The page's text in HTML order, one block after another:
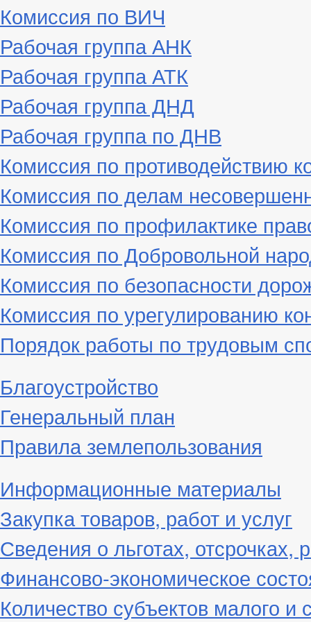
Комиссия по ВИЧ
Рабочая группа АНК
Рабочая группа АТК
Рабочая группа ДНД
Рабочая группа по ДНВ
Комиссия по противодействию
Комиссия по делам
Комиссия по профилактике
Комиссия по Добровольной
Комиссия по безопасности
Комиссия по урегулированию
Порядок работы по трудовым
Благоустройство
Генеральный план
Правила землепользования
Информационные материалы
Закупка товаров, работ и услуг
Сведения о льготах, отсрочках,
Финансово-экономическое
Количество субъектов малого и